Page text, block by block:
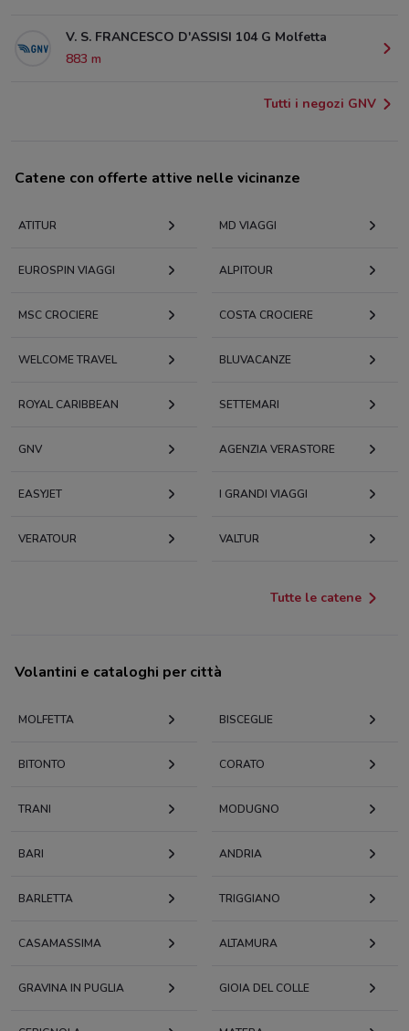
V. S. FRANCESCO D'ASSISI 104 G Molfetta
883 m
Tutti i negozi GNV
Catene con offerte attive nelle vicinanze
ATITUR MD VIAGGI
EUROSPIN VIAGGI ALPITOUR
MSC CROCIERE COSTA CROCIERE
WELCOME TRAVEL BLUVACANZE
ROYAL CARIBBEAN SETTEMARI
GNV AGENZIA VERASTORE
EASYJET I GRANDI VIAGGI
VERATOUR VALTUR
Tutte le catene
Volantini e cataloghi per città
MOLFETTA BISCEGLIE
BITONTO CORATO
TRANI MODUGNO
BARI ANDRIA
BARLETTA TRIGGIANO
CASAMASSIMA ALTAMURA
GRAVINA IN PUGLIA GIOIA DEL COLLE